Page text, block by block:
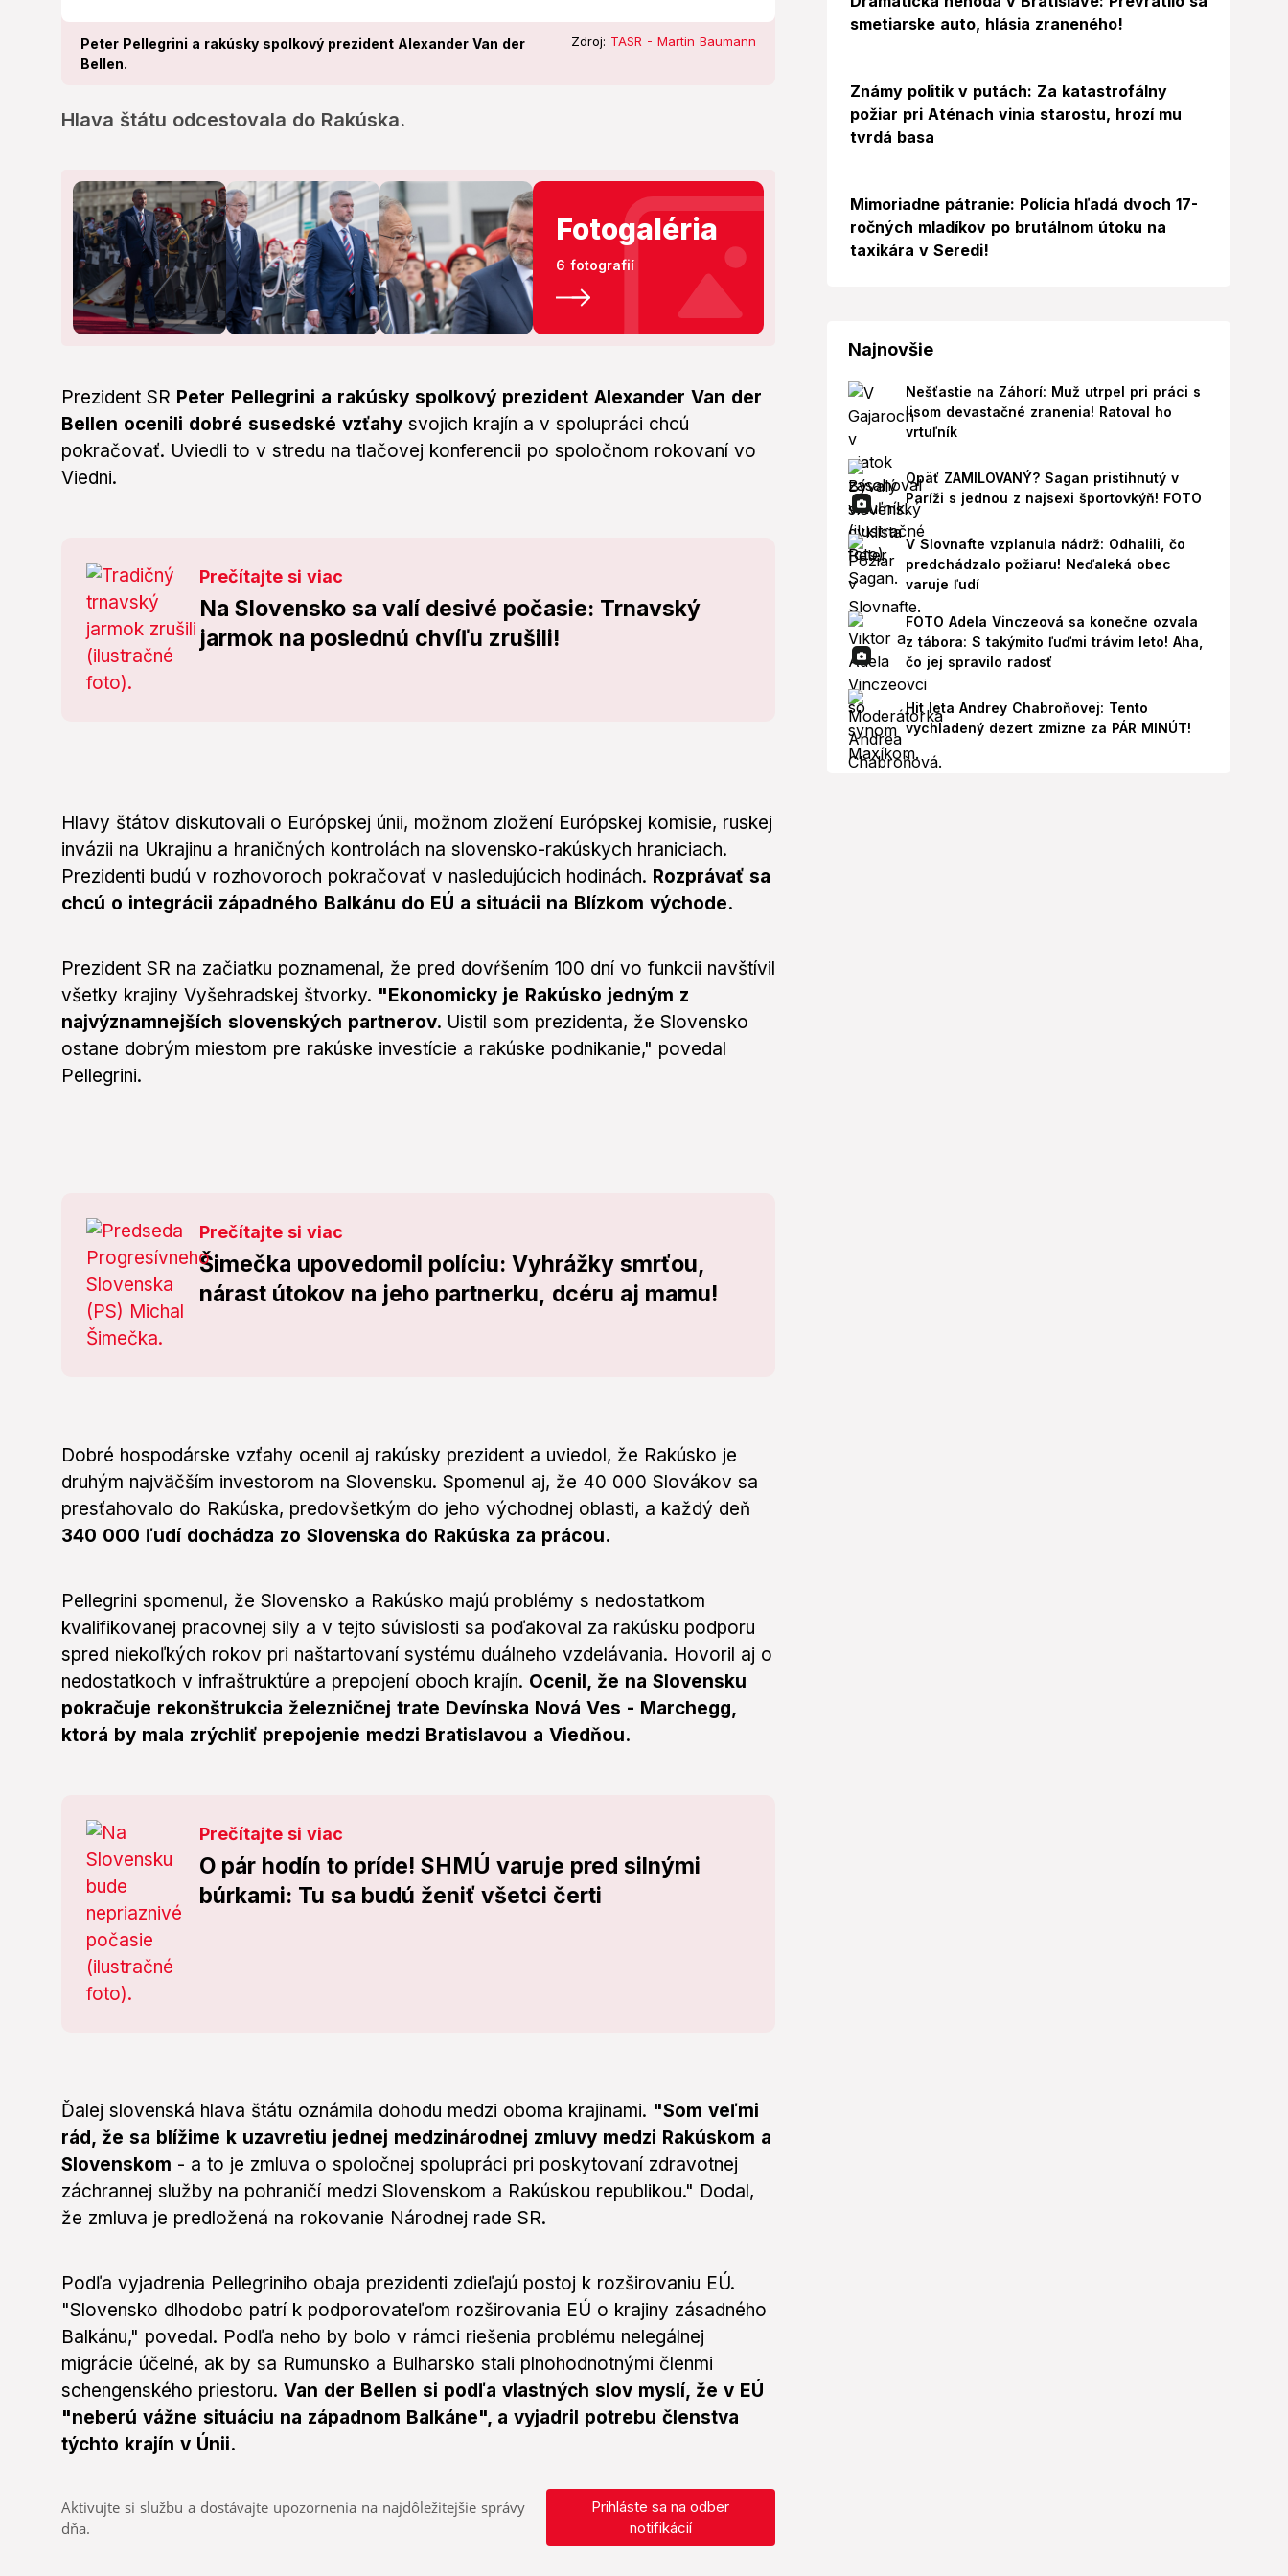
Peter Pellegrini a rakúsky spolkový prezident Alexander Van der
Bellen.
Zdroj: TASR - Martin Baumann
Hlava štátu odcestovala do Rakúska.
Fotogaléria
6 fotografií
Prezident SR Peter Pellegrini a rakúsky spolkový prezident Alexander Van der
Bellen ocenili dobré susedské vzťahy svojich krajín a v spolupráci chcú
pokračovať. Uviedli to v stredu na tlačovej konferencii po spoločnom rokovaní vo
Viedni.
Prečítajte si viac
Na Slovensko sa valí desivé počasie: Trnavský
jarmok na poslednú chvíľu zrušili!
Hlavy štátov diskutovali o Európskej únii, možnom zložení Európskej komisie, ruskej
invázii na Ukrajinu a hraničných kontrolách na slovensko-rakúskych hraniciach.
Prezidenti budú v rozhovoroch pokračovať v nasledujúcich hodinách. Rozprávať sa
chcú o integrácii západného Balkánu do EÚ a situácii na Blízkom východe.
Prezident SR na začiatku poznamenal, že pred dovŕšením 100 dní vo funkcii navštívil
všetky krajiny Vyšehradskej štvorky. "Ekonomicky je Rakúsko jedným z
najvýznamnejších slovenských partnerov. Uistil som prezidenta, že Slovensko
ostane dobrým miestom pre rakúske investície a rakúske podnikanie," povedal
Pellegrini.
Prečítajte si viac
Šimečka upovedomil políciu: Vyhrážky smrťou,
nárast útokov na jeho partnerku, dcéru aj mamu!
Dobré hospodárske vzťahy ocenil aj rakúsky prezident a uviedol, že Rakúsko je
druhým najväčším investorom na Slovensku. Spomenul aj, že 40 000 Slovákov sa
presťahovalo do Rakúska, predovšetkým do jeho východnej oblasti, a každý deň
340 000 ľudí dochádza zo Slovenska do Rakúska za prácou.
Pellegrini spomenul, že Slovensko a Rakúsko majú problémy s nedostatkom
kvalifikovanej pracovnej sily a v tejto súvislosti sa poďakoval za rakúsku podporu
spred niekoľkých rokov pri naštartovaní systému duálneho vzdelávania. Hovoril aj o
nedostatkoch v infraštruktúre a prepojení oboch krajín. Ocenil, že na Slovensku
pokračuje rekonštrukcia železničnej trate Devínska Nová Ves - Marchegg,
ktorá by mala zrýchliť prepojenie medzi Bratislavou a Viedňou.
Prečítajte si viac
O pár hodín to príde! SHMÚ varuje pred silnými
búrkami: Tu sa budú ženiť všetci čerti
Ďalej slovenská hlava štátu oznámila dohodu medzi oboma krajinami. "Som veľmi
rád, že sa blížime k uzavretiu jednej medzinárodnej zmluvy medzi Rakúskom a
Slovenskom - a to je zmluva o spoločnej spolupráci pri poskytovaní zdravotnej
záchrannej služby na pohraničí medzi Slovenskom a Rakúskou republikou." Dodal,
že zmluva je predložená na rokovanie Národnej rade SR.
Podľa vyjadrenia Pellegriniho obaja prezidenti zdieľajú postoj k rozširovaniu EÚ.
"Slovensko dlhodobo patrí k podporovateľom rozširovania EÚ o krajiny zásadného
Balkánu," povedal. Podľa neho by bolo v rámci riešenia problému nelegálnej
migrácie účelné, ak by sa Rumunsko a Bulharsko stali plnohodnotnými členmi
schengenského priestoru. Van der Bellen si podľa vlastných slov myslí, že v EÚ
"neberú vážne situáciu na západnom Balkáne", a vyjadril potrebu členstva
týchto krajín v Únii.
Aktivujte si službu a dostávajte upozornenia na najdôležitejšie správy
dňa.
Prihláste sa na odber
notifikácií
smetiarske auto, hlásia zraneného!
Známy politik v putách: Za katastrofálny
požiar pri Aténach vinia starostu, hrozí mu
tvrdá basa
Mimoriadne pátranie: Polícia hľadá dvoch 17-
ročných mladíkov po brutálnom útoku na
taxikára v Seredi!
Najnovšie
Nešťastie na Záhorí: Muž utrpel pri práci s
lisom devastačné zranenia! Ratoval ho
vrtuľník
Opäť ZAMILOVANÝ? Sagan pristihnutý v
Paríži s jednou z najsexi športovkýň! FOTO
V Slovnafte vzplanula nádrž: Odhalili, čo
predchádzalo požiaru! Neďaleká obec
varuje ľudí
FOTO Adela Vinczeová sa konečne ozvala
z tábora: S takýmito ľuďmi trávim leto! Aha,
čo jej spravilo radosť
Hit leta Andrey Chabroňovej: Tento
vychladený dezert zmizne za PÁR MINÚT!